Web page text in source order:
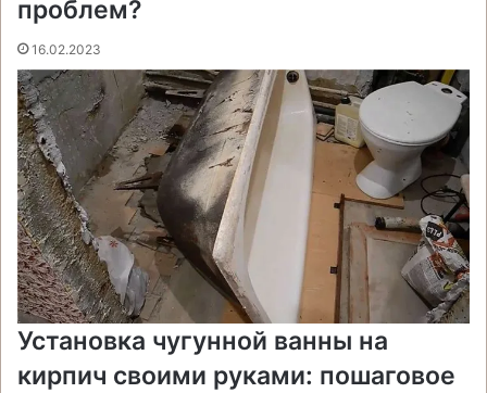
проблем?
16.02.2023
Установка чугунной ванны на
кирпич своими руками: пошаговое